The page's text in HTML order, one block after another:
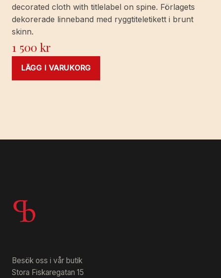
decorated cloth with titlelabel on spine. Förlagets
dekorerade linneband med ryggtiteletikett i brunt
skinn.
1 500kr
LÄGG I VARUKORG
Besök oss i vår butik
Stora Fiskaregatan 15